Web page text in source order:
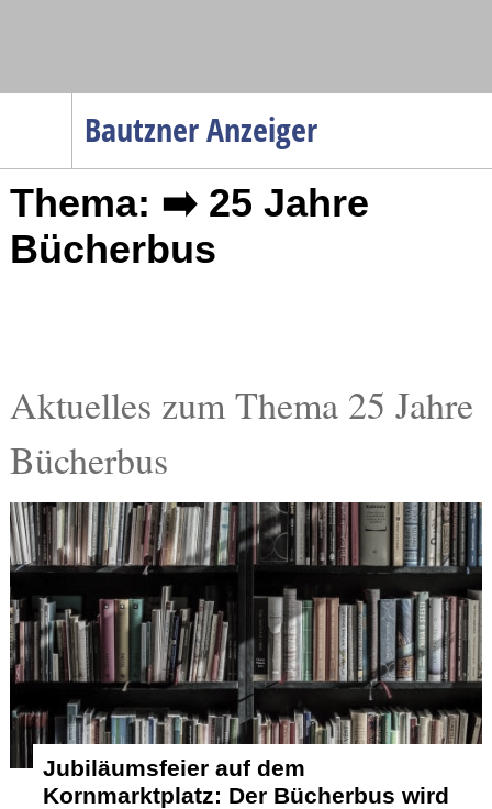
Bautzner Anzeiger
Menüpunkte
Startseite
Gesellschaft
Gesundheit
Kultur
Termine
Kostenlos
Thema: ➡️ 25 Jahre
Bücherbus
Aktuelles zum Thema 25 Jahre
Bücherbus
Jubiläumsfeier auf dem
Kornmarktplatz: Der Bücherbus wird